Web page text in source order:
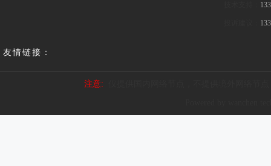
友情链接：
注意: